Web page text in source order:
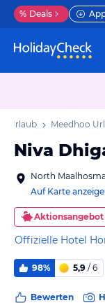
% Deals
Urlaub Meedhoo
Niva
North
Auf Karte
Aktionsangebot
Offizielle Hotel
98% 5,9 / 6
Bewerten